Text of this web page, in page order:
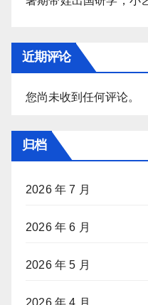
近期评论
您尚未收到任何评论。
归档
2026 年 7 月
2026 年 6 月
2026 年 5 月
2026 年 4 月